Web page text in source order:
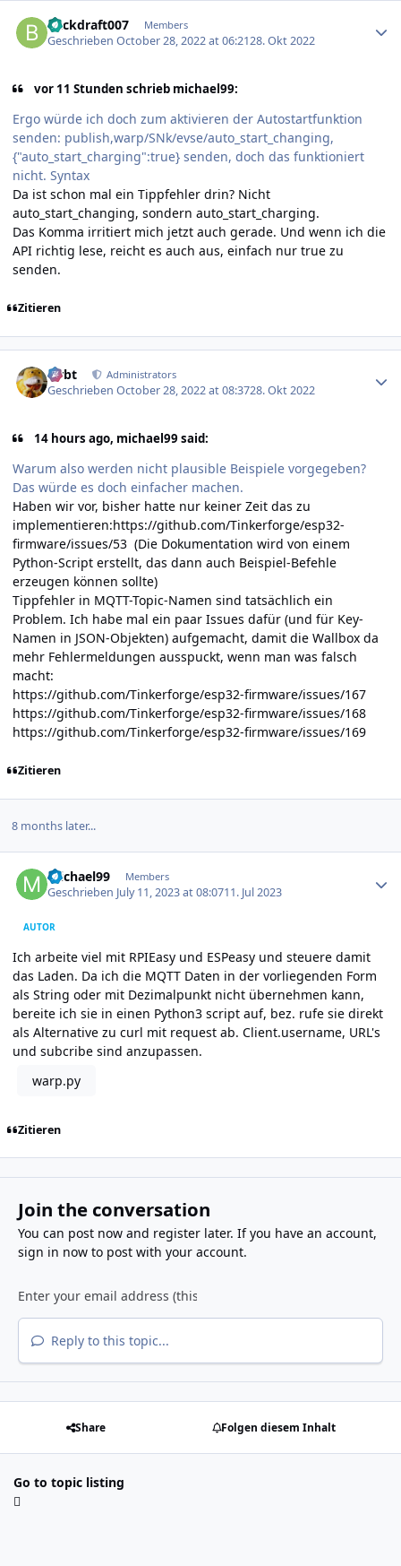
Backdraft007 Members
GeschriebenOctober 28, 2022 at 06:2128. Okt 2022
vor 11 Stunden schrieb michael99:
Ergo würde ich doch zum aktivieren der Autostartfunktion
senden: publish,warp/SNk/evse/auto_start_changing,
{"auto_start_charging":true} senden, doch das funktioniert
nicht. Syntax
Da ist schon mal ein Tippfehler drin? Nicht
auto_start_changing, sondern auto_start_charging.
Das Komma irritiert mich jetzt auch gerade. Und wenn ich die
API richtig lese, reicht es auch aus, einfach nur true zu
senden.
Zitieren
rtrbt Administrators
GeschriebenOctober 28, 2022 at 08:3728. Okt 2022
14 hours ago, michael99 said:
Warum also werden nicht plausible Beispiele vorgegeben?
Das würde es doch einfacher machen.
Haben wir vor, bisher hatte nur keiner Zeit das zu
implementieren:https://github.com/Tinkerforge/esp32-
firmware/issues/53 (Die Dokumentation wird von einem
Python-Script erstellt, das dann auch Beispiel-Befehle
erzeugen können sollte)
Tippfehler in MQTT-Topic-Namen sind tatsächlich ein
Problem. Ich habe mal ein paar Issues dafür (und für Key-
Namen in JSON-Objekten) aufgemacht, damit die Wallbox da
mehr Fehlermeldungen ausspuckt, wenn man was falsch
macht:
https://github.com/Tinkerforge/esp32-firmware/issues/167
https://github.com/Tinkerforge/esp32-firmware/issues/168
https://github.com/Tinkerforge/esp32-firmware/issues/169
Zitieren
8 months later...
michael99 Members
Geschrieben July 11, 2023 at 08:0711. Jul 2023
AUTOR
Ich arbeite viel mit RPIEasy und ESPeasy und steuere damit
das Laden. Da ich die MQTT Daten in der vorliegenden Form
als String oder mit Dezimalpunkt nicht übernehmen kann,
bereite ich sie in einen Python3 script auf, bez. rufe sie direkt
als Alternative zu curl mit request ab. Client.username, URL's
und subcribe sind anzupassen.
warp.py
Zitieren
Join the conversation
You can post now and register later. If you have an account,
sign in nowto post with your account.
Reply to this topic...
Share Folgen diesem Inhalt
Go to topic listing